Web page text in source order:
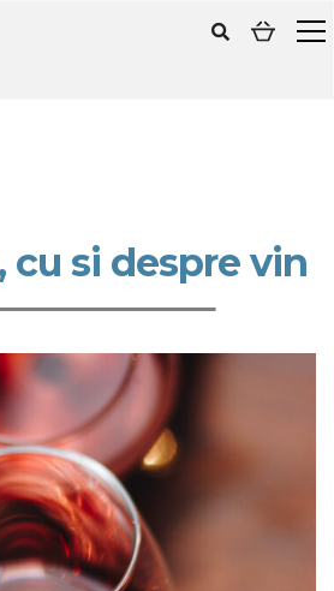
cu si despre vin